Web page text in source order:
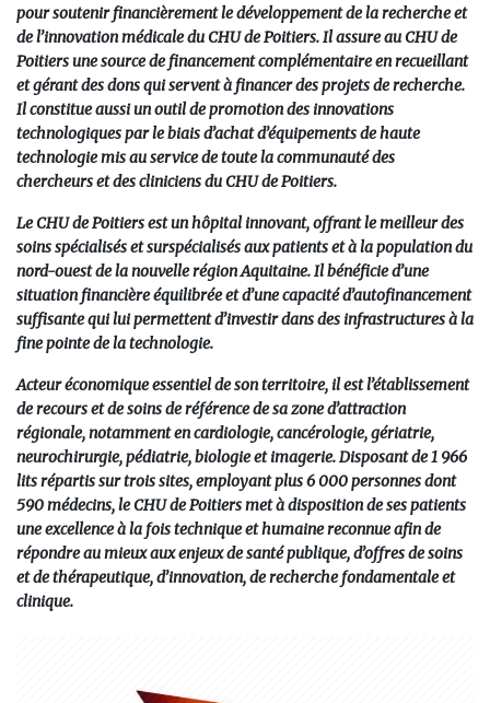
pour soutenir financièrement le développement de la recherche et
de l’innovation médicale du CHU de Poitiers. Il assure au CHU de
Poitiers une source de financement complémentaire en recueillant
et gérant des dons qui servent à financer des projets de recherche.
Il constitue aussi un outil de promotion des innovations
technologiques par le biais d’achat d’équipements de haute
technologie mis au service de toute la communauté des
chercheurs et des cliniciens du CHU de Poitiers.
Le CHU de Poitiers est un hôpital innovant, offrant le meilleur des
soins spécialisés et surspécialisés aux patients et à la population du
nord-ouest de la nouvelle région Aquitaine. Il bénéficie d’une
situation financière équilibrée et d’une capacité d’autofinancement
suffisante qui lui permettent d’investir dans des infrastructures à la
fine pointe de la technologie.
Acteur économique essentiel de son territoire, il est l’établissement
de recours et de soins de référence de sa zone d’attraction
régionale, notamment en cardiologie, cancérologie, gériatrie,
neurochirurgie, pédiatrie, biologie et imagerie. Disposant de 1 966
lits répartis sur trois sites, employant plus 6 000 personnes dont
590 médecins, le CHU de Poitiers met à disposition de ses patients
une excellence à la fois technique et humaine reconnue afin de
répondre au mieux aux enjeux de santé publique, d’offres de soins
et de thérapeutique, d’innovation, de recherche fondamentale et
clinique.